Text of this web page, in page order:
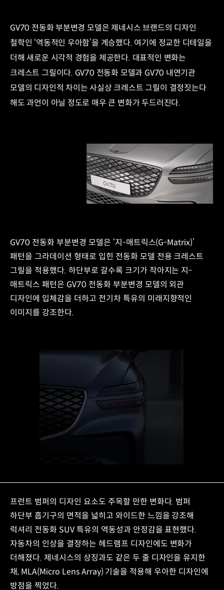
GV70 전동화 부분변경 모델은 제네시스 브랜드의 디자인
철학인 ‘역동적인 우아함’을 계승했다. 여기에 정교한 디테일을
더해 새로운 시각적 경험을 제공한다. 대표적인 변화는
크레스트 그릴이다. GV70 전동화 모델과 GV70 내연기관
모델의 디자인적 차이는 사실상 크레스트 그릴이 결정짓는다
해도 과언이 아닐 정도로 매우 큰 변화가 두드러진다.
GV70 전동화 부분변경 모델은 ‘지-매트릭스(G-Matrix)’
패턴을 그라데이션 형태로 입힌 전동화 모델 전용 크레스트
그릴을 적용했다. 하단부로 갈수록 크기가 작아지는 지-
매트릭스 패턴은 GV70 전동화 부분변경 모델의 외관
디자인에 입체감을 더하고 전기차 특유의 미래지향적인
이미지를 강조한다.
프런트 범퍼의 디자인 요소도 주목할 만한 변화다. 범퍼
하단부 흡기구의 면적을 넓히고 와이드한 느낌을 강조해
럭셔리 전동화 SUV 특유의 역동성과 안정감을 표현했다.
자동차의 인상을 결정하는 헤드램프 디자인에도 변화가
더해졌다. 제네시스의 상징과도 같은 두 줄 디자인을 유지한
채, MLA(Micro Lens Array) 기술을 적용해 우아한 디자인에
방점을 찍었다.